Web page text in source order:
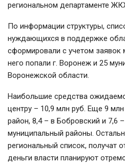
региональном департаменте
По информации структуры,
нуждающихся в поддержке
сформировали с учетом заявок
него попали г. Воронеж и 25
Воронежской области.
Наибольшие средства
центру – 10,9 млн руб. Еще 9
район, 8,4 – в Бобровский и 7,6
муниципальный районы.
региональный список, получат
деньги власти планируют